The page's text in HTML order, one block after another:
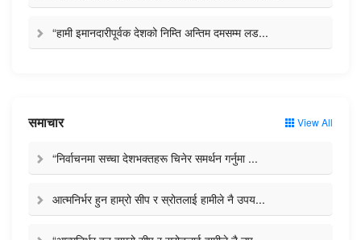
“हामी इमानदारीपूर्वक देशको निम्ति अन्तिम दमसम्म लड...
समाचार View All
“निर्वाचनमा सच्चा देशभक्तहरू चिनेर समर्थन गर्नुमा ...
आत्मनिर्भर हुन हाम्रो सीप र स्रोतलाई हामीले नै उपय...